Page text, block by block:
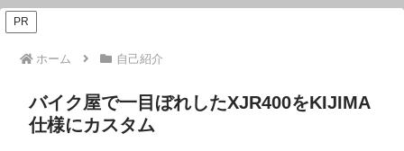
PR
ホーム 自己紹介
バイク屋で一目ぼれしたXJR400をKIJIMA
仕様にカスタム